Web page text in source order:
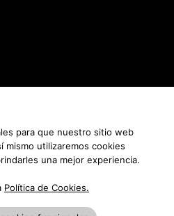
para que nuestro sitio web
utilizaremos cookies
una mejor experiencia.
Política de Cookies.